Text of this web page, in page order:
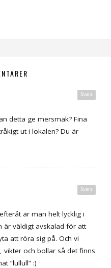
Svara
detta ge mersmak? Fina
ut i lokalen? Du är
Svara
är man helt lycklig i
är väldigt avskalad för att
att röra sig på. Och vi
vikter och bollar så det finns
”lullull” :)